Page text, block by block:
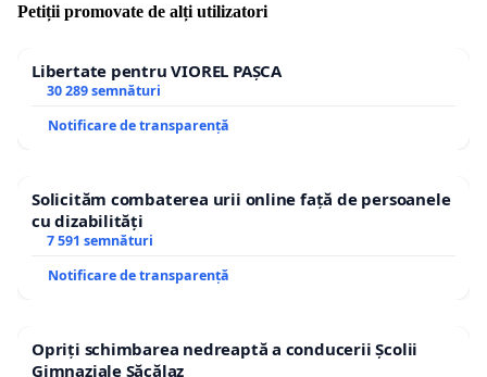
Petiții promovate de alți utilizatori
Libertate pentru VIOREL PAȘCA
30 289 semnături
Notificare de transparență
Solicităm combaterea urii online față de persoanele
cu dizabilități
7 591 semnături
Notificare de transparență
Opriți schimbarea nedreaptă a conducerii Școlii
Gimnaziale Săcălaz